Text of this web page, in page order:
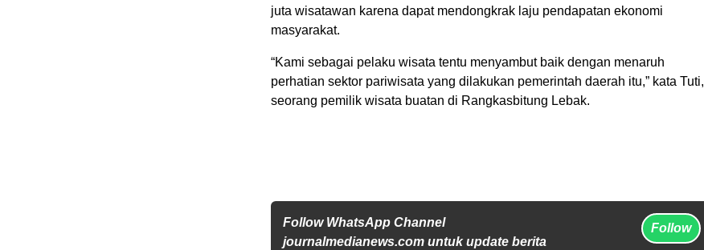
juta wisatawan karena dapat mendongkrak laju pendapatan ekonomi
masyarakat.
“Kami sebagai pelaku wisata tentu menyambut baik dengan menaruh
perhatian sektor pariwisata yang dilakukan pemerintah daerah itu,” kata Tuti,
seorang pemilik wisata buatan di Rangkasbitung Lebak.
Follow WhatsApp Channel
journalmedianews.com untuk update berita
Follow